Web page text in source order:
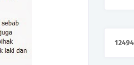
12494